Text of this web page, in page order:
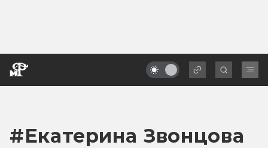
#Екатерина Звонцова